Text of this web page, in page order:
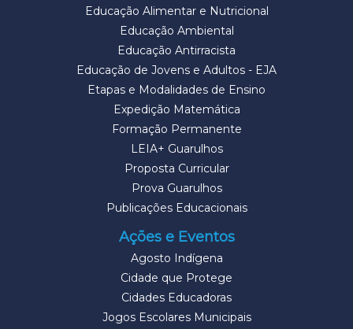
Educação Alimentar e Nutricional
Educação Ambiental
Educação Antirracista
Educação de Jovens e Adultos - EJA
Etapas e Modalidades de Ensino
Expedição Matemática
Formação Permanente
LEIA+ Guarulhos
Proposta Curricular
Prova Guarulhos
Publicações Educacionais
Ações e Eventos
Agosto Indígena
Cidade que Protege
Cidades Educadoras
Jogos Escolares Municipais